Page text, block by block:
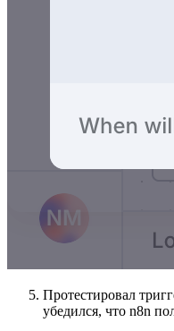
Протестировал
убедился, что n8n